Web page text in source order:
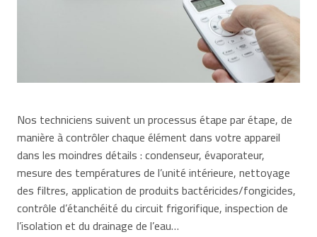
Nos techniciens suivent un processus étape par étape, de
manière à contrôler chaque élément dans votre appareil
dans les moindres détails : condenseur, évaporateur,
mesure des températures de l’unité intérieure, nettoyage
des filtres, application de produits bactéricides/fongicides,
contrôle d’étanchéité du circuit frigorifique, inspection de
l’isolation et du drainage de l’eau…